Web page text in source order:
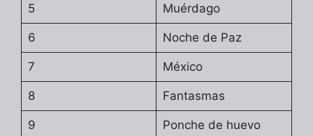
5 Muérdago
6 Noche de Paz
7 México
8 Fantasmas
9 Ponche de huevo